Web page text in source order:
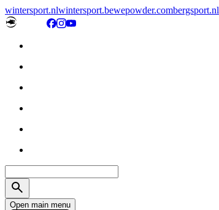
wintersport.nlwintersport.bewepowder.combergsport.nl
Open main menu